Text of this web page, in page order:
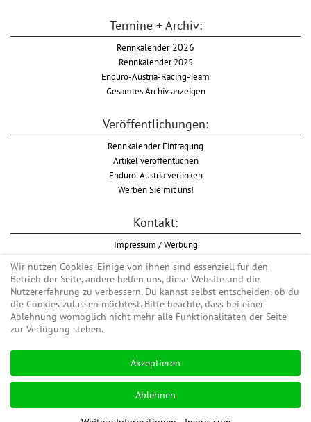
Termine + Archiv:
Rennkalender2026
Rennkalender 2025
Enduro-Austria-Racing-Team
Gesamtes Archiv anzeigen
Veröffentlichungen:
Rennkalender Eintragung
Artikel veröffentlichen
Enduro-Austria verlinken
Werben Sie mit uns!
Kontakt:
Impressum / Werbung
Datenschutzinformation
Informationspflicht WKO
AGB
Begriff "Enduro" auf Wikipedia
#enduroaustria, #wirlebenenduro #enduroaustriaracingteam
Enduro-Austria, Enduro, Endurosport, Endurocross, Endurotraining, Endurotouren,
Endurorennen, Hardenduro, Extreme Enduro
Wir nutzen Cookies. Einige von ihnen sind essenziell für den
Betrieb der Seite, andere helfen uns, diese Website und die
Nutzererfahrung zu verbessern. Du kannst selbst entscheiden, ob du
die Cookies zulassen möchtest. Bitte beachte, dass bei einer
Ablehnung womöglich nicht mehr alle Funktionalitäten der Seite
zur Verfügung stehen.
Akzeptieren
Ablehnen